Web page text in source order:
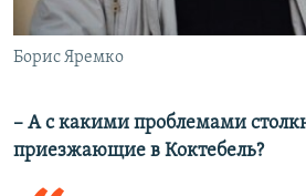
Борис Яремко
– А с какими проблемами
приезжающие в Коктебель?